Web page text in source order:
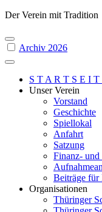
Der Verein mit Tradition
Archiv 2026
S T A R T S E I T
Unser Verein
Vorstand
Geschichte
Spiellokal
Anfahrt
Satzung
Finanz-
Beiträge
Organisationen
Thüringer